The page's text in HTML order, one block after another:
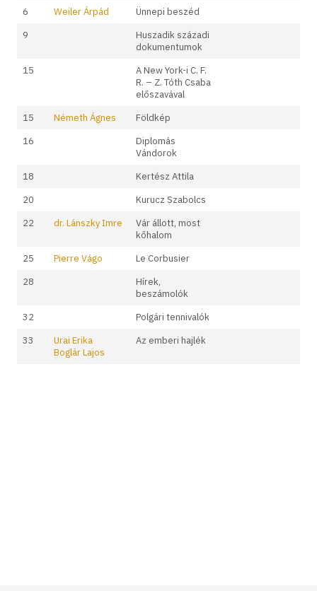
6
Weiler Árpád
Ünnepi beszéd
9
Huszadik századi
dokumentumok
15
A New York-i C. F.
R. – Z. Tóth Csaba
előszavával
15
Németh Ágnes
Földkép
16
Diplomás
Vándorok
18
Kertész Attila
20
Kurucz Szabolcs
22
dr. Lánszky Imre
Vár állott, most
kőhalom
25
Pierre Vágo
Le Corbusier
28
Hírek,
beszámolók
32
Polgári tennivalók
33
Urai Erika
Boglár Lajos
Az emberi hajlék